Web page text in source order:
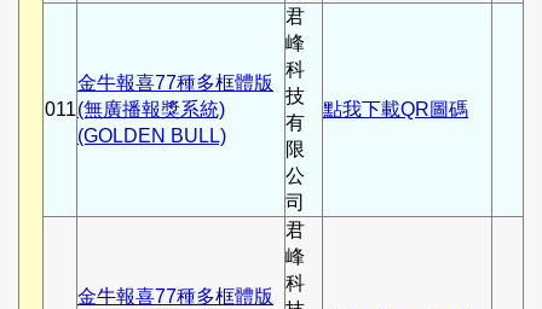
011
金牛報喜77種多框體版
(無廣播報獎系統)
(GOLDEN BULL)
君
峰
科
技
有
限
公
司
點我下載QR圖碼
金牛報喜77種多框體版
君
峰
科